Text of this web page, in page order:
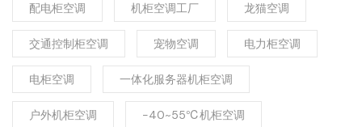
配电柜空调 机柜空调工厂 龙猫空调
交通控制柜空调 宠物空调 电力柜空调
电柜空调 一体化服务器机柜空调
户外机柜空调 -40~55℃机柜空调